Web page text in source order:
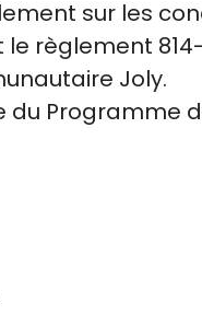
sur les
règlement
Joly.
Programme